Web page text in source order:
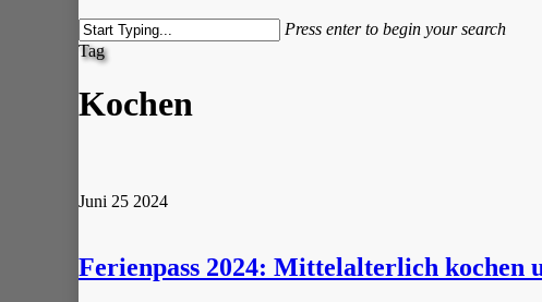
Press enter to begin your search
Close
Search
Tag
Kochen
Juni 25 2024
Ferienpass 2024: Mittelalterlich kochen